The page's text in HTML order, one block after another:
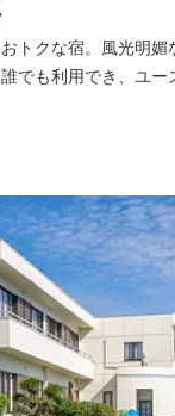
トクな宿。風光明媚
でも利用でき、ユー